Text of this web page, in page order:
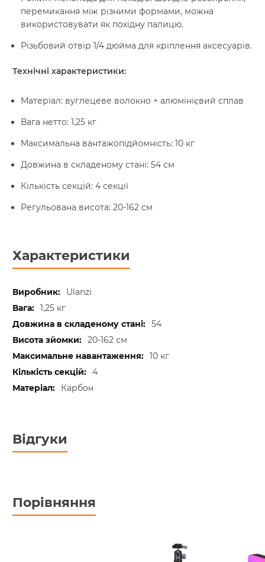
перемикання між різними формами, можна
використовувати як похідну палицю.
Різьбовий отвір 1/4 дюйма для кріплення аксесуарів.
Технічні характеристики:
Матеріал: вуглецеве волокно + алюмінієвий сплав
Вага нетто: 1,25 кг
Максимальна вантажопідйомність: 10 кг
Довжина в складеному стані: 54 см
Кількість секцій: 4 секції
Регульована висота: 20-162 см
Характеристики
Ulanzi
1,25 кг
54
20-162 см
10 кг
4
Карбон
Відгуки
Порівняння